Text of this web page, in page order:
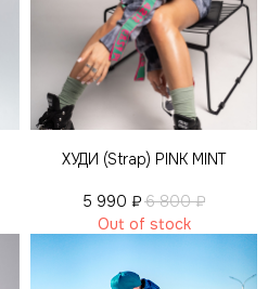
ХУДИ (Strap) PINK MINT
5 990 ₽6 800 ₽
Out of stock